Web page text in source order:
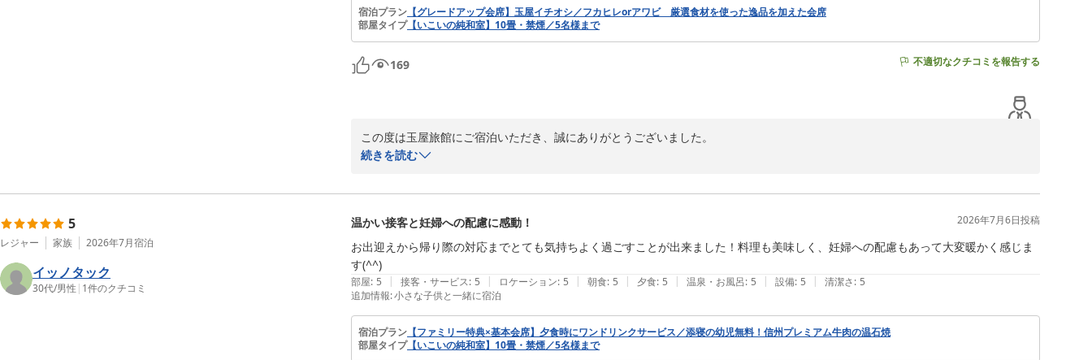
源泉掛け流しの温泉では、やわらかな湯ざわりや夜通しご利用いただける点もご満足いただき、旅のお疲れを癒すひとときとなり
「また長野を訪れる際にはぜひ利用したい」とのお言葉を励みに、これからも皆さまに心からご満足いただける宿を目指し、一層
この度は誠にありがとうございました。
玉屋旅館　スタッフ一同より
信州別所温泉 玉屋旅館
2026-07-04
宿泊プラン 【グレードアップ会席】玉屋イチオシ／フカヒレorアワビ 厳選食材を使った逸品を加えた会席
部屋タイプ【いこいの純和室】10畳・禁煙／5名様まで
169 不適切なクチコミを報告する
この度は玉屋旅館にご宿泊いただき、誠にありがとうございました。
温泉やお食事につきまして、「お値段以上で大満足」とのお言葉を頂戴し、スタッフ一同大きな励みとなっております。
日頃のお疲れを癒し、ご家族で楽しいひとときをお過ごしいただけておりましたら幸いです。
また、スタッフの対応についても温かいお言葉をいただき、誠にありがとうございます。
「皆が親切だった」とのお言葉は、私どもにとって何より嬉しい評価でございます。
続きを読む
5
レジャー 家族 2026年7月宿泊
イッノタック
30代/男性 | 1件のクチコミ
温かい接客と妊婦への配慮に感動！ 2026年7月6日投稿
お出迎えから帰り際の対応までとても気持ちよく過ごすことが出来ました！料理も美味しく、妊婦への配慮もあって大変暖かく感じま
す(^^)
部屋: 5 | 接客・サービス: 5 | ロケーション: 5 | 朝食: 5 | 夕食: 5 | 温泉・お風呂: 5 | 設備: 5 | 清潔さ: 5
追加情報:小さな子供と一緒に宿泊
宿泊プラン 【ファミリー特典×基本会席】夕食時にワンドリンクサービス／添寝の幼児無料！信州プレミアム牛肉の温石焼
部屋タイプ【いこいの純和室】10畳・禁煙／5名様まで